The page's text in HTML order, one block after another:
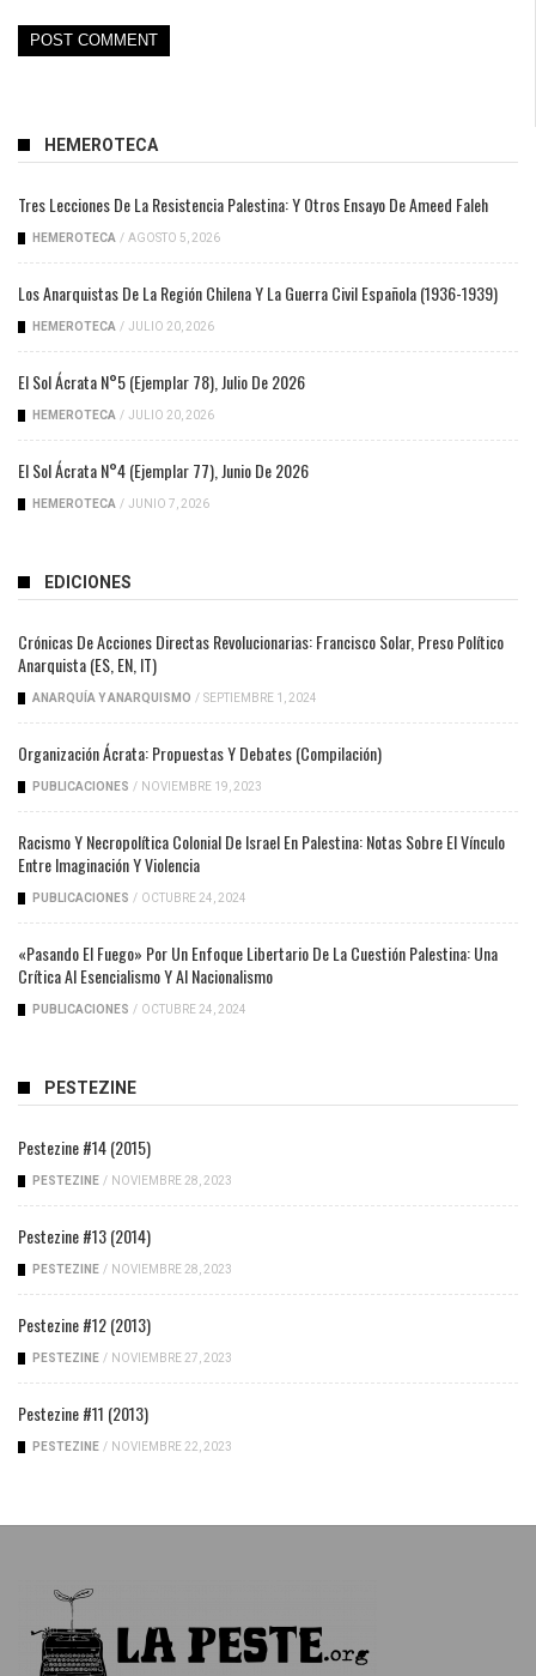
HEMEROTECA
Tres Lecciones De La Resistencia Palestina: Y Otros Ensayo De Ameed Faleh
HEMEROTECA / AGOSTO 5, 2026
Los Anarquistas De La Región Chilena Y La Guerra Civil Española (1936-1939)
HEMEROTECA / JULIO 20, 2026
El Sol Ácrata N°5 (ejemplar 78), Julio De 2026
HEMEROTECA / JULIO 20, 2026
El Sol Ácrata N°4 (ejemplar 77), Junio De 2026
HEMEROTECA / JUNIO 7, 2026
EDICIONES
Crónicas De Acciones Directas Revolucionarias: Francisco Solar, Preso Político
Anarquista (ES, EN, IT)
ANARQUÍA Y ANARQUISMO / SEPTIEMBRE 1, 2024
Organización Ácrata: Propuestas Y Debates (compilación)
PUBLICACIONES / NOVIEMBRE 19, 2023
Racismo Y Necropolítica Colonial De Israel En Palestina: Notas Sobre El Vínculo
Entre Imaginación Y Violencia
PUBLICACIONES / OCTUBRE 24, 2024
«Pasando El Fuego» Por Un Enfoque Libertario De La Cuestión Palestina: Una
Crítica Al Esencialismo Y Al Nacionalismo
PUBLICACIONES / OCTUBRE 24, 2024
PESTEZINE
Pestezine #14 (2015)
PESTEZINE / NOVIEMBRE 28, 2023
Pestezine #13 (2014)
PESTEZINE / NOVIEMBRE 28, 2023
Pestezine #12 (2013)
PESTEZINE / NOVIEMBRE 27, 2023
Pestezine #11 (2013)
PESTEZINE / NOVIEMBRE 22, 2023